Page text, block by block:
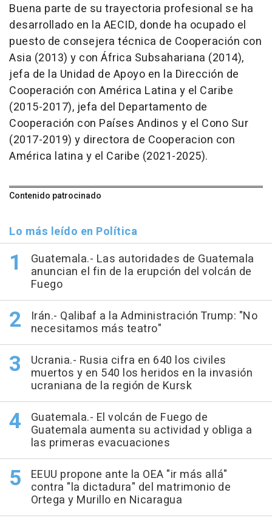
Buena parte de su trayectoria profesional se ha
desarrollado en la AECID, donde ha ocupado el
puesto de consejera técnica de Cooperación con
Asia (2013) y con África Subsahariana (2014),
jefa de la Unidad de Apoyo en la Dirección de
Cooperación con América Latina y el Caribe
(2015-2017), jefa del Departamento de
Cooperación con Países Andinos y el Cono Sur
(2017-2019) y directora de Cooperacion con
América latina y el Caribe (2021-2025).
Contenido patrocinado
Lo más leído en Política
Guatemala.- Las autoridades de Guatemala
anuncian el fin de la erupción del volcán de
Fuego
Irán.- Qalibaf a la Administración Trump: "No
necesitamos más teatro"
Ucrania.- Rusia cifra en 640 los civiles
muertos y en 540 los heridos en la invasión
ucraniana de la región de Kursk
Guatemala.- El volcán de Fuego de
Guatemala aumenta su actividad y obliga a
las primeras evacuaciones
EEUU propone ante la OEA "ir más allá"
contra "la dictadura" del matrimonio de
Ortega y Murillo en Nicaragua